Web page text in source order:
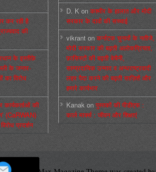
कर रही है
की
के इस्तीफ़े
के जन्तर-
का विरोध
कार्यकर्ताओं की
(CaRWAN)
प्रदर्शन
D. Konकश्मीर के हालात और मोदी
सरकार के दावों की सच्चाई
vikrantonकर्नाटक चुनावों के नतीजे,
मोदी सरकार की बढ़ती अलोकप्रियता,
फ़ासिस्टों की बढ़ती बेचैनी,
साम्प्रदायिक उन्माद व अन्धराष्ट्रवादी
लहर पैदा करने की बढ़ती साज़िशें और
हमारे कार्यभार
Kanakonपुस्‍तकों की पीडीएफ :
कार्ल मार्क्‍स : जीवन और शिक्षाएं